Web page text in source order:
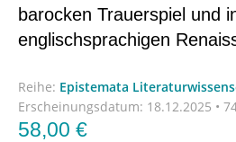
barocken Trauerspiel und
englischsprachigen
Reihe: Epistemata
Erscheinungsdatum: 18.12.2025 •
58,00 €